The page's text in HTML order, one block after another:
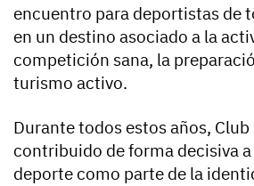
encuentro para deportistas de
en un destino asociado a la
competición sana, la
turismo activo.
Durante todos estos años, Club
contribuido de forma decisiva
deporte como parte de la